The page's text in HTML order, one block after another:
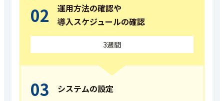
02
運用方法の確認や
導入スケジュールの確認
3週間
03 システムの設定